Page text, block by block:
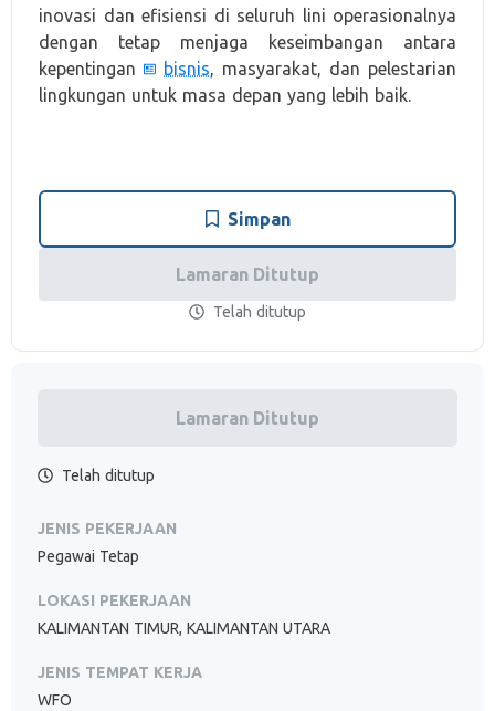
inovasi dan efisiensi di seluruh lini operasionalnya
dengan tetap menjaga keseimbangan antara
kepentingan
bisnis, masyarakat, dan pelestarian
lingkungan untuk masa depan yang lebih baik.
Simpan
Lamaran Ditutup
Telah ditutup
Lamaran Ditutup
Telah ditutup
JENIS PEKERJAAN
Pegawai Tetap
LOKASI PEKERJAAN
KALIMANTAN TIMUR, KALIMANTAN UTARA
JENIS TEMPAT KERJA
WFO